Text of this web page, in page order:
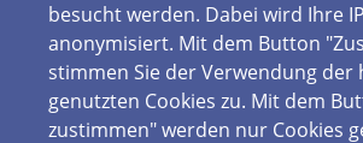
besucht werden. Dabei wird Ihre
anonymisiert. Mit dem Button
stimmen Sie der Verwendung der
genutzten Cookies zu. Mit dem
zustimmen" werden nur Cookies